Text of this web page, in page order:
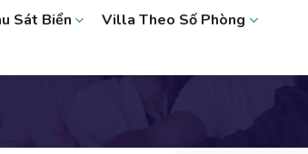
Sát Biển Villa Theo Số Phòng